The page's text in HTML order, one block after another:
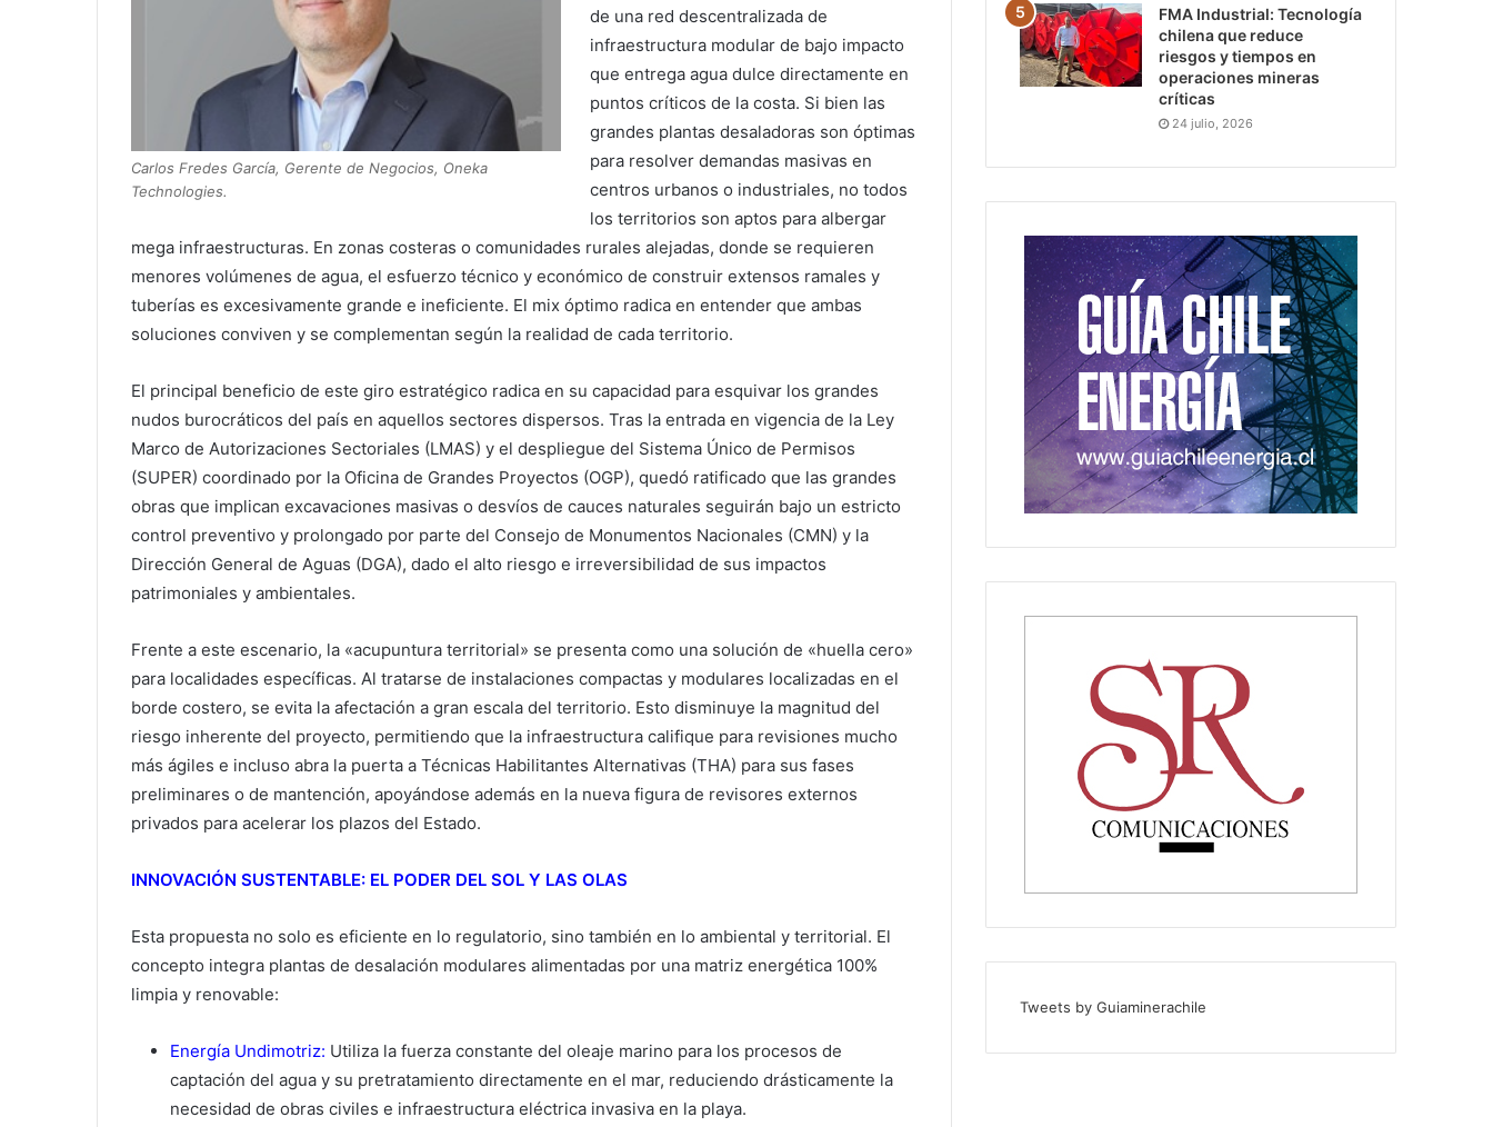
Carlos Fredes García, Gerente de Negocios, Oneka
Technologies.
de una red descentralizada de
infraestructura modular de bajo impacto
que entrega agua dulce directamente en
puntos críticos de la costa. Si bien las
grandes plantas desaladoras son óptimas
para resolver demandas masivas en
centros urbanos o industriales, no todos
los territorios son aptos para albergar
mega infraestructuras. En zonas costeras o comunidades rurales alejadas, donde se requieren
menores volúmenes de agua, el esfuerzo técnico y económico de construir extensos ramales y
tuberías es excesivamente grande e ineficiente. El mix óptimo radica en entender que ambas
soluciones conviven y se complementan según la realidad de cada territorio.
El principal beneficio de este giro estratégico radica en su capacidad para esquivar los grandes
nudos burocráticos del país en aquellos sectores dispersos. Tras la entrada en vigencia de la Ley
Marco de Autorizaciones Sectoriales (LMAS) y el despliegue del Sistema Único de Permisos
(SUPER) coordinado por la Oficina de Grandes Proyectos (OGP), quedó ratificado que las grandes
obras que implican excavaciones masivas o desvíos de cauces naturales seguirán bajo un estricto
control preventivo y prolongado por parte del Consejo de Monumentos Nacionales (CMN) y la
Dirección General de Aguas (DGA), dado el alto riesgo e irreversibilidad de sus impactos
patrimoniales y ambientales.
Frente a este escenario, la «acupuntura territorial» se presenta como una solución de «huella cero»
para localidades específicas. Al tratarse de instalaciones compactas y modulares localizadas en el
borde costero, se evita la afectación a gran escala del territorio. Esto disminuye la magnitud del
riesgo inherente del proyecto, permitiendo que la infraestructura califique para revisiones mucho
más ágiles e incluso abra la puerta a Técnicas Habilitantes Alternativas (THA) para sus fases
preliminares o de mantención, apoyándose además en la nueva figura de revisores externos
privados para acelerar los plazos del Estado.
INNOVACIÓN SUSTENTABLE: EL PODER DEL SOL Y LAS OLAS
Esta propuesta no solo es eficiente en lo regulatorio, sino también en lo ambiental y territorial. El
concepto integra plantas de desalación modulares alimentadas por una matriz energética 100%
limpia y renovable:
Energía Undimotriz: Utiliza la fuerza constante del oleaje marino para los procesos de
captación del agua y su pretratamiento directamente en el mar, reduciendo drásticamente la
necesidad de obras civiles e infraestructura eléctrica invasiva en la playa.
FMA Industrial: Tecnología
chilena que reduce
riesgos y tiempos en
operaciones mineras
críticas
24 julio, 2026
Tweets by Guiaminerachile